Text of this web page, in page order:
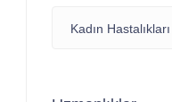
Kadın